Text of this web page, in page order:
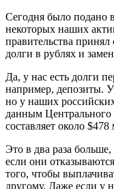
Сегодня было подано
некоторых наших
правительства
долги в рублях и
Да, у нас есть долги
например, депозиты. У
но у наших
данным
составляет около $478
Это в два раза
если они
того, чтобы
другому. Даже если у